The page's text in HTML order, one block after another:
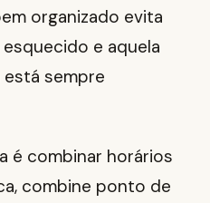
organizado evita
e aquela
sempre
é combinar horários
combine ponto de